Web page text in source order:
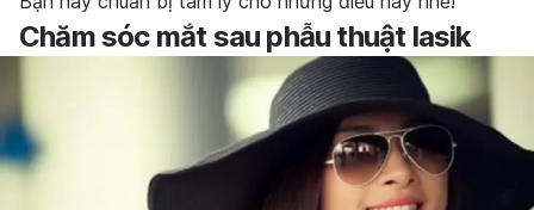
Chăm sóc mắt sau phẫu thuật lasik